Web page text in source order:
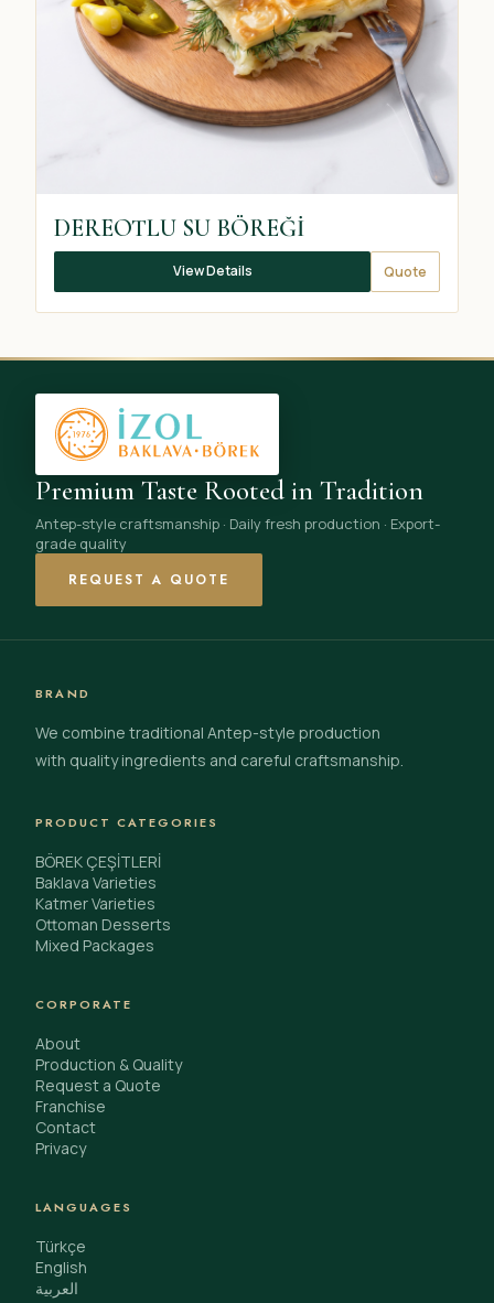
DEREOTLU SU BÖREĞİ
View Details Quote
Premium Taste Rooted in Tradition
Antep-style craftsmanship · Daily fresh production · Export-
grade quality
REQUEST A QUOTE
BRAND
We combine traditional Antep-style production
with quality ingredients and careful craftsmanship.
PRODUCT CATEGORIES
BÖREK ÇEŞİTLERİ
Baklava Varieties
Katmer Varieties
Ottoman Desserts
Mixed Packages
CORPORATE
About
Production & Quality
Request a Quote
Franchise
Contact
Privacy
LANGUAGES
Türkçe
English
العربية